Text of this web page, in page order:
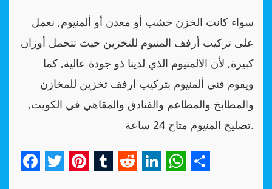
سواء كانت الخزن خشب أو معدن أو ألمنيوم, نعمل
على تركيب أرفف المنيوم للتخزين حيث تتحمل أوزان
كبيرة, لأن الالمنيوم الذي لدينا ذو جودة عالية, كما
ويقوم فني ألمنيوم بتركيب ارفف تخزين للمخازن
والمطابخ والمطاعم والفنادق والمقاهي في الكويت,
تصليح المنيوم متاح 24 ساعة.